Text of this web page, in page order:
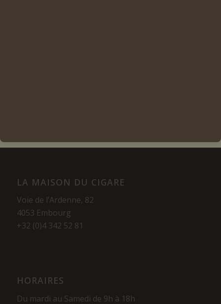
LA MAISON DU CIGARE
Voie de l’Ardenne, 82
4053 Embourg
+32 (0)4 342 52 81
HORAIRES
Du mardi au Samedi de 9h à 18h